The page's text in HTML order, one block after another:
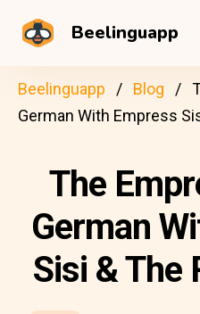
Beelinguapp
Beelinguapp Blog
German With Empress
The
German
Sisi & The